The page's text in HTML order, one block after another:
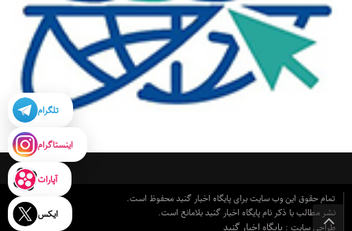
تمام حقوق این وب سایت برای پایگاه اخبار گنبد محفوظ است.
نشر مطالب با ذکر نام پایگاه اخبار گنبد بلامانع است.
طراحی سایت : پایگاه اخبار گنبد
تلگرام
اینستاگرام
آپارات
ایکس